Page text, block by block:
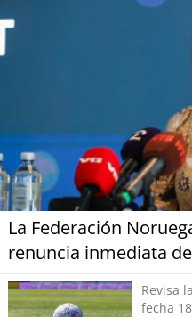
La Federación
renuncia inmediata
Revisa
fecha